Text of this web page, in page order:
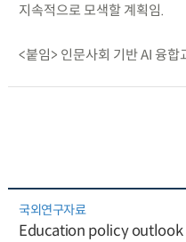
지속적으로 모색할 계획임.
<붙임> 인문사회 기반 AI 융합
국외연구자료
Education policy outlook